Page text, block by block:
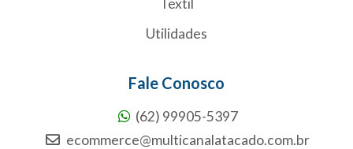
Textil
Utilidades
Fale Conosco
(62) 99905-5397
ecommerce@multicanalatacado.com.br